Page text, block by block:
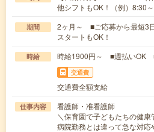
他シフトもOK！（例）8:30
期間
2ヶ月～ ■ご応募から最短3
スタートもOK！
時給 時給1900円～ ■週払いOK
交通費
交通費全額支給
仕事内容
看護師・准看護師
＼保育園で子どもたちの健
病院勤務とは違って急な対